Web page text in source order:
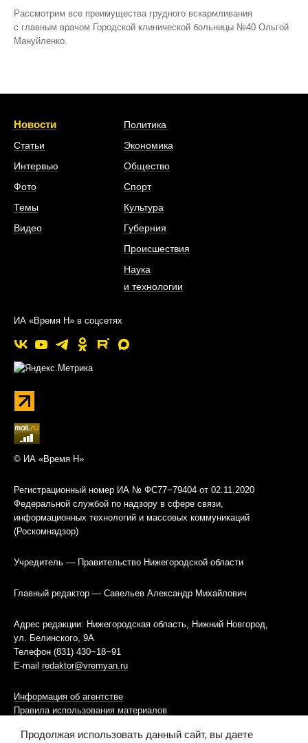
Рассмотрим все преимущества грудного вскармливания
с главным врачом Городской клинической больницы №40 Ольгой
Мануйленко.
Новости
Статьи
Интервью
Фото
Темы
Видео
Политика
Экономика
Общество
Спорт
Культура
Губерния
Происшествия
Наука
и технологии
ИА «Время Н» в соцсетях
© ИА «Время Н»
Регистрационный номер ИА № ФС77−79404 от 02.11.2020
Федеральной службой по надзору в сфере связи,
информационных технологий и массовых коммуникаций
(Роскомнадзор)
Учредитель — Правительство Нижегородской области
Главный редактор — Савельев Александр Михайлович
Адрес редакции: Нижегородская область, Нижний Новгород,
ул. Белинского, 9А
Телефон (831) 430−18−91
E-mail redaktor@vremyan.ru
Информация об агентстве
Правила использования материалов
Продолжая использовать данный сайт, вы даете